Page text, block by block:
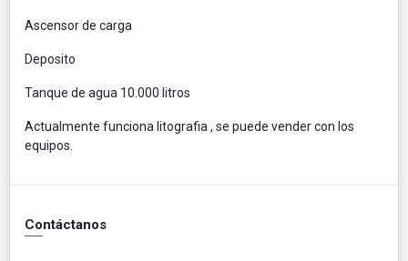
Ascensor de carga
Deposito
Tanque de agua 10.000 litros
Actualmente funciona litografia , se puede vender con los
equipos.
Contáctanos